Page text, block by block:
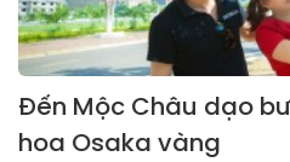
Đến Mộc Châu dạo
hoa Osaka vàng